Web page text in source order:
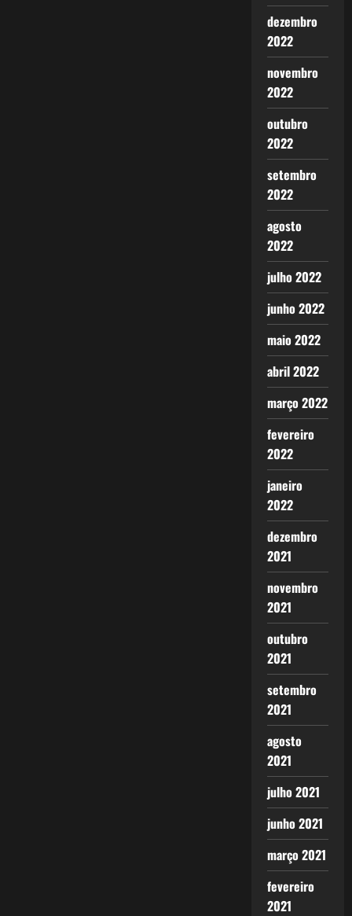
dezembro
2022
novembro
2022
outubro
2022
setembro
2022
agosto
2022
julho 2022
junho 2022
maio 2022
abril 2022
março 2022
fevereiro
2022
janeiro
2022
dezembro
2021
novembro
2021
outubro
2021
setembro
2021
agosto
2021
julho 2021
junho 2021
março 2021
fevereiro
2021